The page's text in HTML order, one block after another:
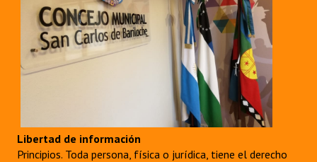
Libertad de información
Principios. Toda persona, física o jurídica, tiene el derecho